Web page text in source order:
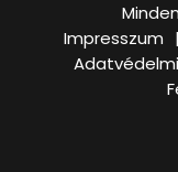
Impresszum